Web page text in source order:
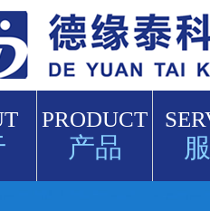
PRODUCT
产品